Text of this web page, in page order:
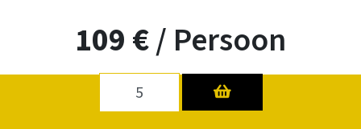
109 €/ Persoon